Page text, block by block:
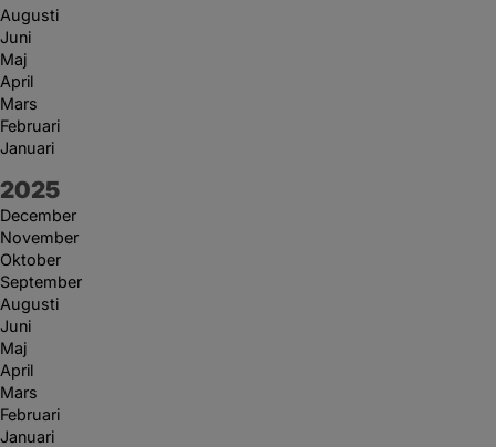
Augusti
Juni
Maj
April
Mars
Februari
Januari
År:
2025
December
November
Oktober
September
Augusti
Juni
Maj
April
Mars
Februari
Januari